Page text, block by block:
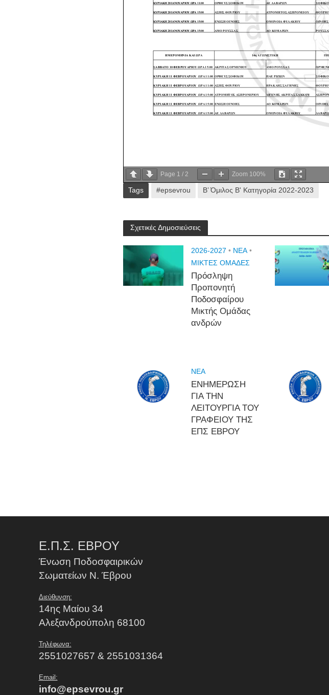
Page 1 / 2 Zoom 100%
Tags #epsevrou Β’ Όμιλος Β' Κατηγορία 2022-2023
Σχετικές Δημοσιεύσεις
2026-2027 • NEA •
ΜΙΚΤΕΣ ΟΜΑΔΕΣ
Πρόσληψη
Προπονητή
Ποδοσφαίρου
Μικτής Ομάδας
ανδρών
NEA
ΕΝΗΜΕΡΩΣΗ
ΓΙΑ ΤΗΝ
ΛΕΙΤΟΥΡΓΙΑ ΤΟΥ
ΓΡΑΦΕΙΟΥ ΤΗΣ
ΕΠΣ ΕΒΡΟΥ
Ε.Π.Σ. ΕΒΡΟΥ
Ένωση Ποδοσφαιρικών
Σωματείων Ν. Έβρου
Διεύθυνση:
14ης Μαίου 34
Αλεξανδρούπολη 68100
Τηλέφωνα:
2551027657 & 2551031364
Email:
info@epsevrou.gr